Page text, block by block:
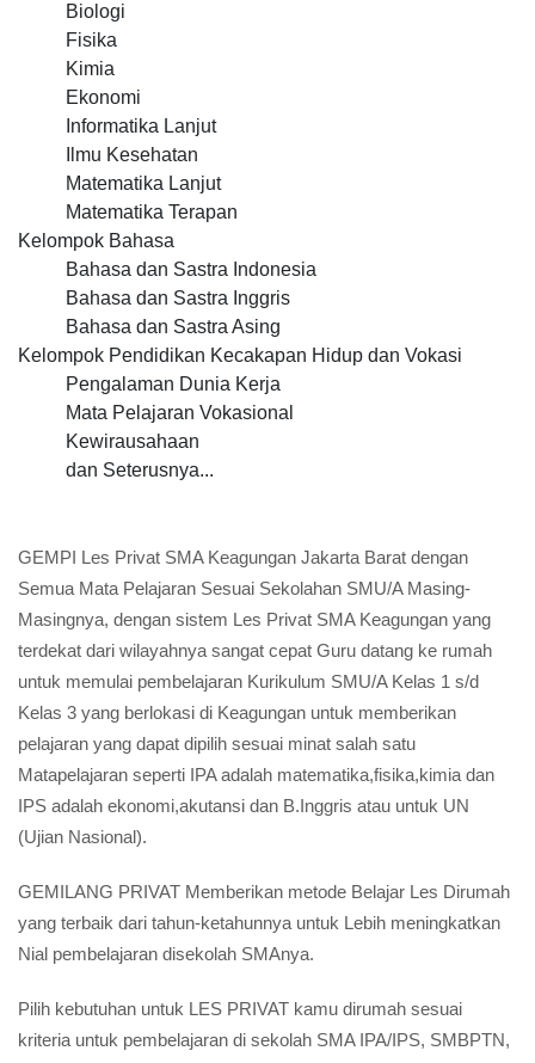
Biologi
Fisika
Kimia
Ekonomi
Informatika Lanjut
Ilmu Kesehatan
Matematika Lanjut
Matematika Terapan
Kelompok Bahasa
Bahasa dan Sastra Indonesia
Bahasa dan Sastra Inggris
Bahasa dan Sastra Asing
Kelompok Pendidikan Kecakapan Hidup dan Vokasi
Pengalaman Dunia Kerja
Mata Pelajaran Vokasional
Kewirausahaan
dan Seterusnya...
GEMPI Les Privat SMA Keagungan Jakarta Barat dengan
Semua Mata Pelajaran Sesuai Sekolahan SMU/A Masing-
Masingnya, dengan sistem Les Privat SMA Keagungan yang
terdekat dari wilayahnya sangat cepat Guru datang ke rumah
untuk memulai pembelajaran Kurikulum SMU/A Kelas 1 s/d
Kelas 3 yang berlokasi di Keagungan untuk memberikan
pelajaran yang dapat dipilih sesuai minat salah satu
Matapelajaran seperti IPA adalah matematika,fisika,kimia dan
IPS adalah ekonomi,akutansi dan B.Inggris atau untuk UN
(Ujian Nasional).
GEMILANG PRIVAT Memberikan metode Belajar Les Dirumah
yang terbaik dari tahun-ketahunnya untuk Lebih meningkatkan
Nial pembelajaran disekolah SMAnya.
Pilih kebutuhan untuk LES PRIVAT kamu dirumah sesuai
kriteria untuk pembelajaran di sekolah SMA IPA/IPS, SMBPTN,